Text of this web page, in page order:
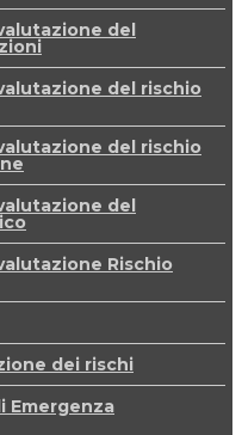
del
del rischio
del rischio
del
Rischio
dei rischi
Emergenza